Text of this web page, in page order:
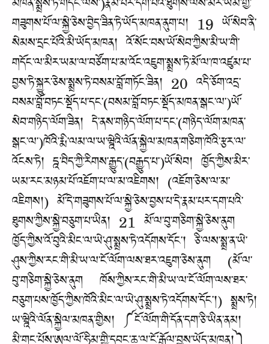
མཁན་སྨྲས་ཏེ་གདོང་ལས་)རྣམ་པར་དག་པའི་ཐུགས་ལས་མིར་ཡམ་གྱི་
གཟུགས་པོ་ལ་སྐྱེ་ཅེས་བྱེད་ཟིན་ཏེ་ཡོད་མཁན་ནུག་པ། 19 ཡོ་སེབ་ནི་
སེམས་དྲང་པོའི་མི་ཡོད་མཁན། འོ་སོང་བས་ཡོ་སེབ་ཀྱིས་མི་ཡ་གི་
གདོང་ལ་མིར་ཡམ་ལ་བཙོག་པ་མ་འོང་འཇུག་སྨྲས་ཏེ་མོ་ལ་ཁ་འཛུམ་པ་
བྱས་ཏེ་སྐྱུར་ཅེས་སྨྲས་ཏེ་བསམ་བློ་གཏོང་ཟིན། 20 འདི་ཅོག་འདྲ་
བསམ་བློ་བཏང་སྡོད་པ་དང་(བསམ་བློ་བཏང་སྡོད་མཁན་སྒང་ལ་)ཡོ་
སེབ་གཉིད་ལོག་ཟིན། དེ་ནས་གཉིད་ལོག་པ་དང་(གཉིད་ལོག་མཁན་
སྒང་ལ་)ཁོའི་རྨི་ལམ་ལ་ཡ་ཝྰེའི་ལོན་སྐྱེལ་མཁན་གཅིག་ཁོའི་རྩར་ལ་
འོངས་ཏེ། དྰ་བིད་ཀྱི་རིགས་རྒྱུད་(བརྒྱུད་པ་)ཡོ་སེབ། ཁྱོད་ཀྱིས་མིར་
ཡམ་རང་མཉམ་པོ་འཇོག་པ་ལ་མ་འཇིགས། (འཇོག་ཅེས་ལ་མ་
འཇིགས།) མོ་དེ་གཟུགས་པོ་ལ་སྐྱེ་ཅེས་བྱས་པ་དེ་རྣམ་པར་དག་པའི་
ཐུགས་ཀྱིས་སྐྱེ་བཅུག་པ་ཡིན། 21 མོ་ལ་བུ་གཅིག་སྐྱེ་ཅེས་ནུག
ཁྱོད་ཀྱིས་འོ་བུའི་མིང་ལ་ཡེ་ཤུ་སྨྲས་ཏེ་འདོགས་དོང་། ཅི་ལས་སྨྲ་ན་ཡེ་
ཤུས་ཀྱིས་རང་གི་མི་ཡ་ལ་ངོ་ལོག་ལས་ཐར་འཇུག་ཅེས་ནུག (མོ་ལ་
བུ་གཅིག་སྐྱེ་ཅེས་ནུག ཁོས་ཀྱིས་རང་གི་མི་ཡ་ལ་ངོ་ལོག་ལས་ཐར་
བཅུག་པས་ཁྱོད་ཀྱིས་ཁོའི་མིང་ལ་ཡེ་ཤུ་སྨྲས་ཏེ་འདོགས་དོང་།) སྨྲས་ཏེ།
ཡ་ཝྰེའི་ལོན་སྐྱེལ་མཁན་གྱིས། ༼ངོ་ལོག་གི་དོན་དག་ཅི་ཡིན་ནམ།